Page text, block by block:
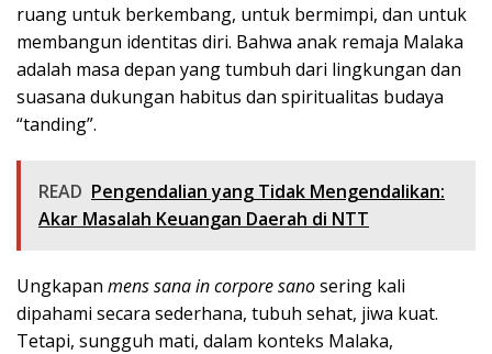
ruang untuk berkembang, untuk bermimpi, dan untuk
membangun identitas diri. Bahwa anak remaja Malaka
adalah masa depan yang tumbuh dari lingkungan dan
suasana dukungan habitus dan spiritualitas budaya
“tanding”.
READ Pengendalian yang Tidak Mengendalikan:
Akar Masalah Keuangan Daerah di NTT
Ungkapan mens sana in corpore sanosering kali
dipahami secara sederhana, tubuh sehat, jiwa kuat.
Tetapi, sungguh mati, dalam konteks Malaka,